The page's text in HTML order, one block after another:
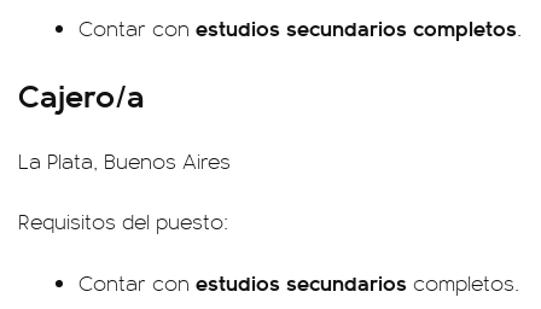
Contar con estudios secundarios completos.
Cajero/a
La Plata, Buenos Aires
Requisitos del puesto:
Contar con estudios secundarios completos.